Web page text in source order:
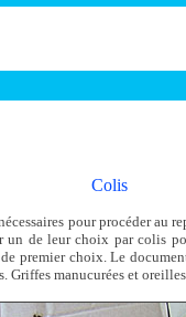
Colis
pour procéder au
de leur choix par colis
premier choix. Le
Griffes manucurées et